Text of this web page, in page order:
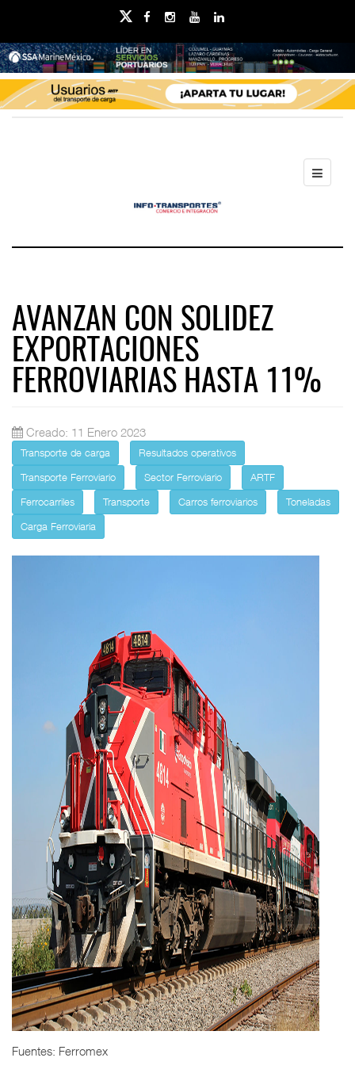
AVANZAN CON SOLIDEZ
EXPORTACIONES
FERROVIARIAS HASTA 11%
Creado: 11 Enero 2023
Transporte de carga
Resultados operativos
Transporte Ferroviario
Sector Ferroviario
ARTF
Ferrocarriles
Transporte Carros ferroviarios
Toneladas
Carga Ferroviaria
Fuentes: Ferromex